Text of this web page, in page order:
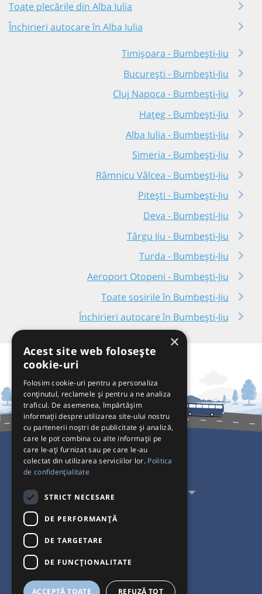
Toate plecările din Alba Iulia
Închirieri autocare în Alba Iulia
Timișoara - Bumbești-Jiu
București - Bumbești-Jiu
Cluj Napoca - Bumbești-Jiu
Hațeg - Bumbești-Jiu
Alba Iulia - Bumbești-Jiu
Simeria - Bumbești-Jiu
Râmnicu Vâlcea - Bumbești-Jiu
Pitești - Bumbești-Jiu
Deva - Bumbești-Jiu
Târgu Jiu - Bumbești-Jiu
Turda - Bumbești-Jiu
Aeroport Otopeni - Bumbești-Jiu
Toate sosirile în Bumbești-Jiu
Închirieri autocare în Bumbești-Jiu
Pentru Călători
Pentru Transportatori
Interacționăm
Acceptăm plăți cu
×
Acest site web folosește
cookie-uri
Folosim cookie-uri pentru a personaliza
conținutul, reclamele și pentru a ne analiza
traficul. De asemenea, împărtășim
informații despre utilizarea site-ului nostru
cu partenerii noștri de publicitate și analiză,
care le pot combina cu alte informații pe
care le-ați furnizat sau pe care le-au
colectat din utilizarea serviciilor lor. Politica
de confidențialitate
STRICT NECESARE
DE PERFORMANȚĂ
DE TARGETARE
DE FUNCŢIONALITATE
ACCEPTĂ TOATE REFUZĂ TOT